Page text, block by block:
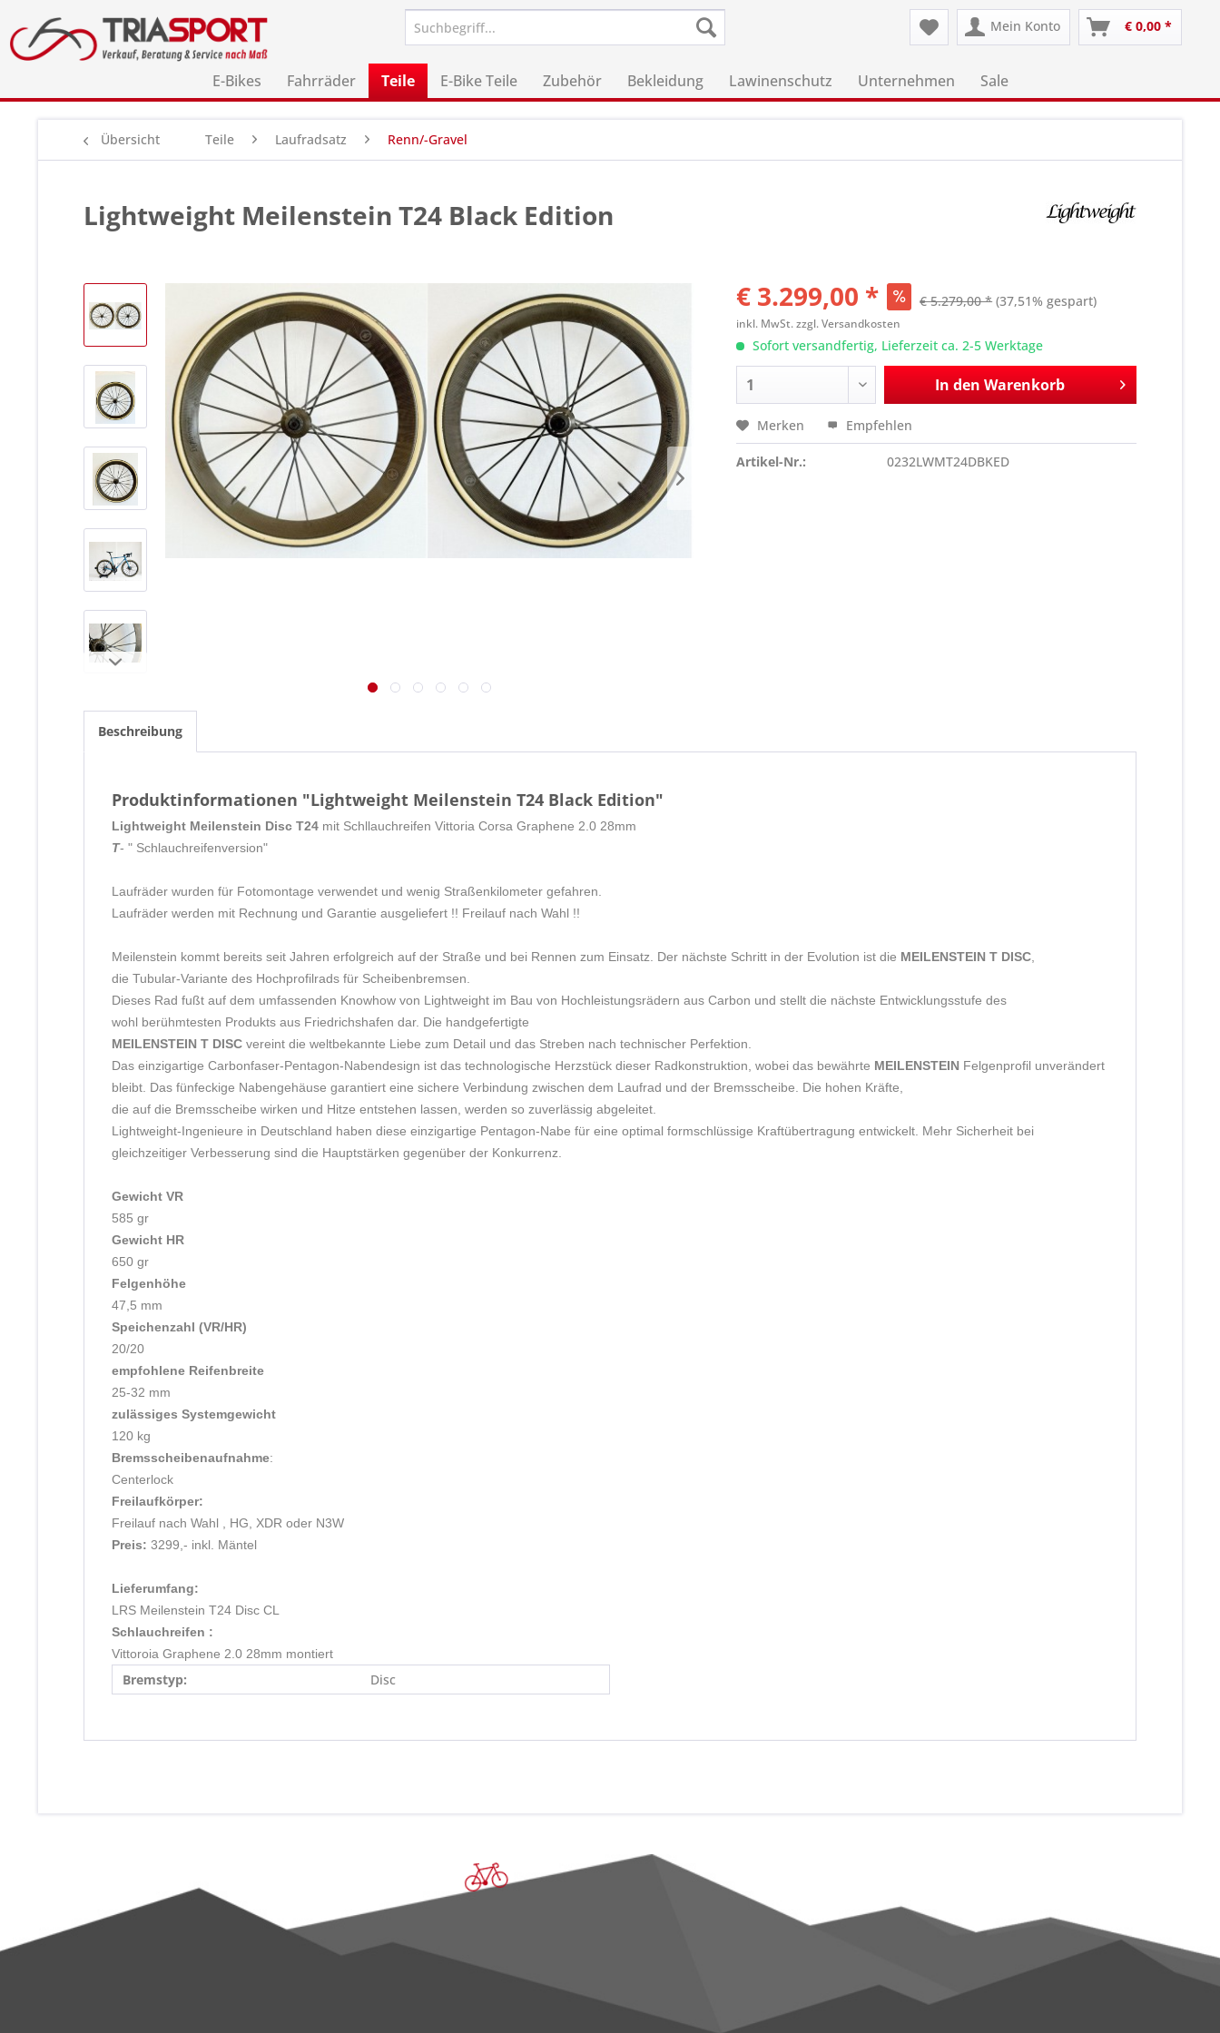
Mein Konto € 0,00 *
E-Bikes Fahrräder Teile E-Bike Teile Zubehör Bekleidung Lawinenschutz Unternehmen Sale
Übersicht Teile Laufradsatz Renn/-Gravel
Lightweight Meilenstein T24 Black Edition
€ 3.299,00 * € 5.279,00 * (37,51% gespart)
inkl. MwSt.zzgl. Versandkosten
Sofort versandfertig, Lieferzeit ca. 2-5 Werktage
In den Warenkorb
Merken Empfehlen
Artikel-Nr.: 0232LWMT24DBKED
Beschreibung
Produktinformationen "Lightweight Meilenstein T24 Black Edition"
Lightweight Meilenstein Disc T24 mit Schllauchreifen Vittoria Corsa Graphene 2.0 28mm
T- " Schlauchreifenversion"
Laufräder wurden für Fotomontage verwendet und wenig Straßenkilometer gefahren.
Laufräder werden mit Rechnung und Garantie ausgeliefert !! Freilauf nach Wahl !!
Meilenstein kommt bereits seit Jahren erfolgreich auf der Straße und bei Rennen zum Einsatz. Der nächste Schritt in der Evolution ist die MEILENSTEIN T DISC
die Tubular-Variante des Hochprofilrads für Scheibenbremsen.
Dieses Rad fußt auf dem umfassenden Knowhow von Lightweight im Bau von Hochleistungsrädern aus Carbon und stellt die nächste Entwicklungsstufe des
wohl berühmtesten Produkts aus Friedrichshafen dar. Die handgefertigte
MEILENSTEIN T DISC vereint die weltbekannte Liebe zum Detail und das Streben nach technischer Perfektion.
Das einzigartige Carbonfaser-Pentagon-Nabendesign ist das technologische Herzstück dieser Radkonstruktion, wobei das bewährte MEILENSTEIN Felgenprofil unverändert
bleibt. Das fünfeckige Nabengehäuse garantiert eine sichere Verbindung zwischen dem Laufrad und der Bremsscheibe. Die hohen Kräfte,
die auf die Bremsscheibe wirken und Hitze entstehen lassen, werden so zuverlässig abgeleitet.
Lightweight-Ingenieure in Deutschland haben diese einzigartige Pentagon-Nabe für eine optimal formschlüssige Kraftübertragung entwickelt. Mehr Sicherheit bei
gleichzeitiger Verbesserung sind die Hauptstärken gegenüber der Konkurrenz.
Gewicht VR
585 gr
Gewicht HR
650 gr
Felgenhöhe
47,5 mm
Speichenzahl (VR/HR)
20/20
empfohlene Reifenbreite
25-32 mm
zulässiges Systemgewicht
120 kg
Bremsscheibenaufnahme:
Centerlock
Freilaufkörper:
Freilauf nach Wahl , HG, XDR oder N3W
Preis: 3299,- inkl. Mäntel
Lieferumfang:
LRS Meilenstein T24 Disc CL
Schlauchreifen :
Vittoroia Graphene 2.0 28mm montiert
Bremstyp: Disc